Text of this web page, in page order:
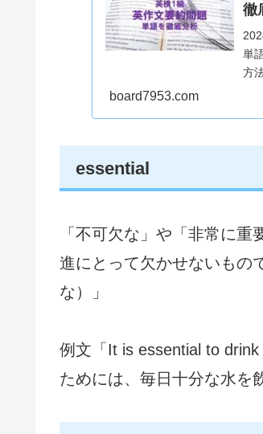
徹
単
方
単
board7953.com
essential
「不可欠な」や「非常に
進にとって欠かせないもの
な）」
例文「It is essential to
ためには、毎日十分な水を